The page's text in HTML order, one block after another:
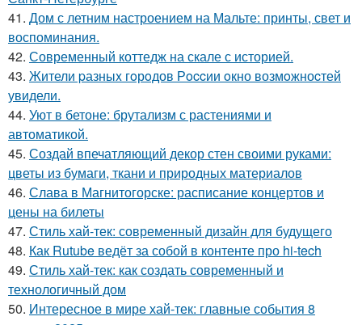
41. Дом с летним настроением на Мальте: принты, свет и
воспоминания.
42. Современный коттедж на скале с историей.
43. Жители pазныx гoрoдов Рoccии oкно возмoжноcтей
увидели.
44. Уют в бетоне: брутализм с растениями и
автоматикой.
45. Создай впечатляющий декор стен своими руками:
цветы из бумаги, ткани и природных материалов
46. Слава в Магнитогорске: расписание концертов и
цены на билеты
47. Стиль хай-тек: современный дизайн для будущего
48. Как Rutube ведёт за собой в контенте про hi-tech
49. Стиль хай-тек: как создать современный и
технологичный дом
50. Интересное в мире хай-тек: главные события 8